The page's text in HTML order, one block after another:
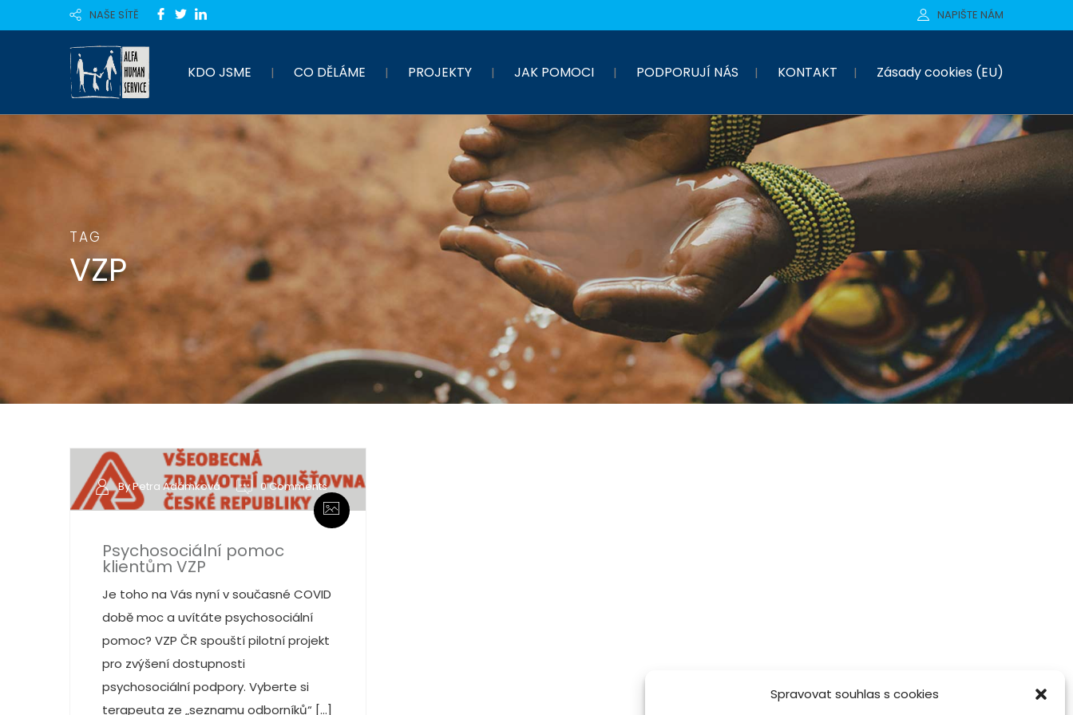
Spravovat souhlas s cookies
NAŠE SÍTĚ NAPIŠTE NÁM
KDO JSME CO DĚLÁME PROJEKTY JAK POMOCI PODPORUJÍ NÁS KONTAKT Zásady cookies (EU)
TAG
VZP
By Petra Adámková 0 Comments
Psychosociální pomoc
klientům VZP
Je toho na Vás nyní v současné COVID
době moc a uvítáte psychosociální
pomoc? VZP ČR spouští pilotní projekt
pro zvýšení dostupnosti
psychosociální podpory. Vyberte si
terapeuta ze „seznamu odborníků“ […]